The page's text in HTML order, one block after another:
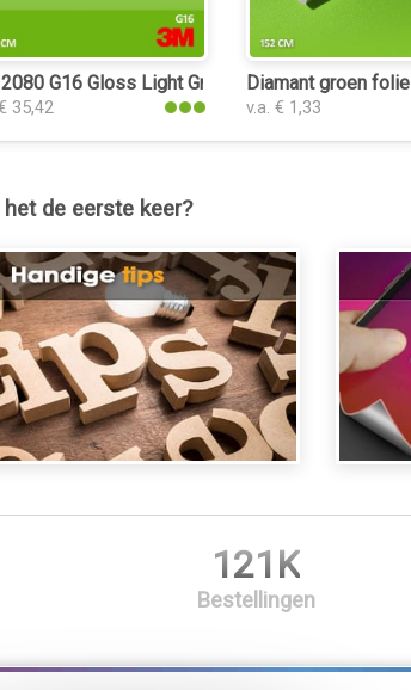
G16 Gloss Light Green folie
35,42
Diamant groen folie
v.a. € 1,33
het de eerste keer?
121K
Bestellingen